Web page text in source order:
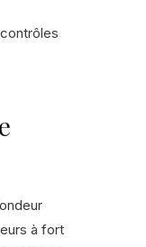
à fort